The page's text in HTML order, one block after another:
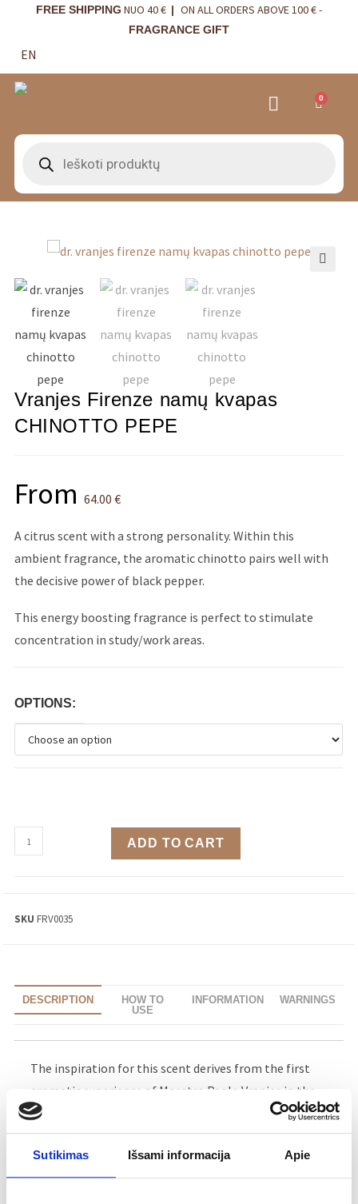
Sutikimas Išsami informacija Apie
FREE SHIPPING NUO 40 € | ON ALL ORDERS ABOVE 100 € -
FRAGRANCE GIFT
EN
0
Vranjes Firenze namų kvapas
CHINOTTO PEPE
From 64.00€
A citrus scent with a strong personality. Within this
ambient fragrance, the aromatic chinotto pairs well with
the decisive power of black pepper.
This energy boosting fragrance is perfect to stimulate
concentration in study/work areas.
OPTIONS:
ADD TO CART
SKUFRV0035
DESCRIPTION
HOW TO
USE
INFORMATION WARNINGS
The inspiration for this scent derives from the first
aromatic experience of Maestro Paolo Vranjes in the
studio of his grandfather who collected essential oils
and spices. Curiosity led him to uncover other scents,
including chinotto, which was his favorite drink when
he was a child. The fragrance brings together the